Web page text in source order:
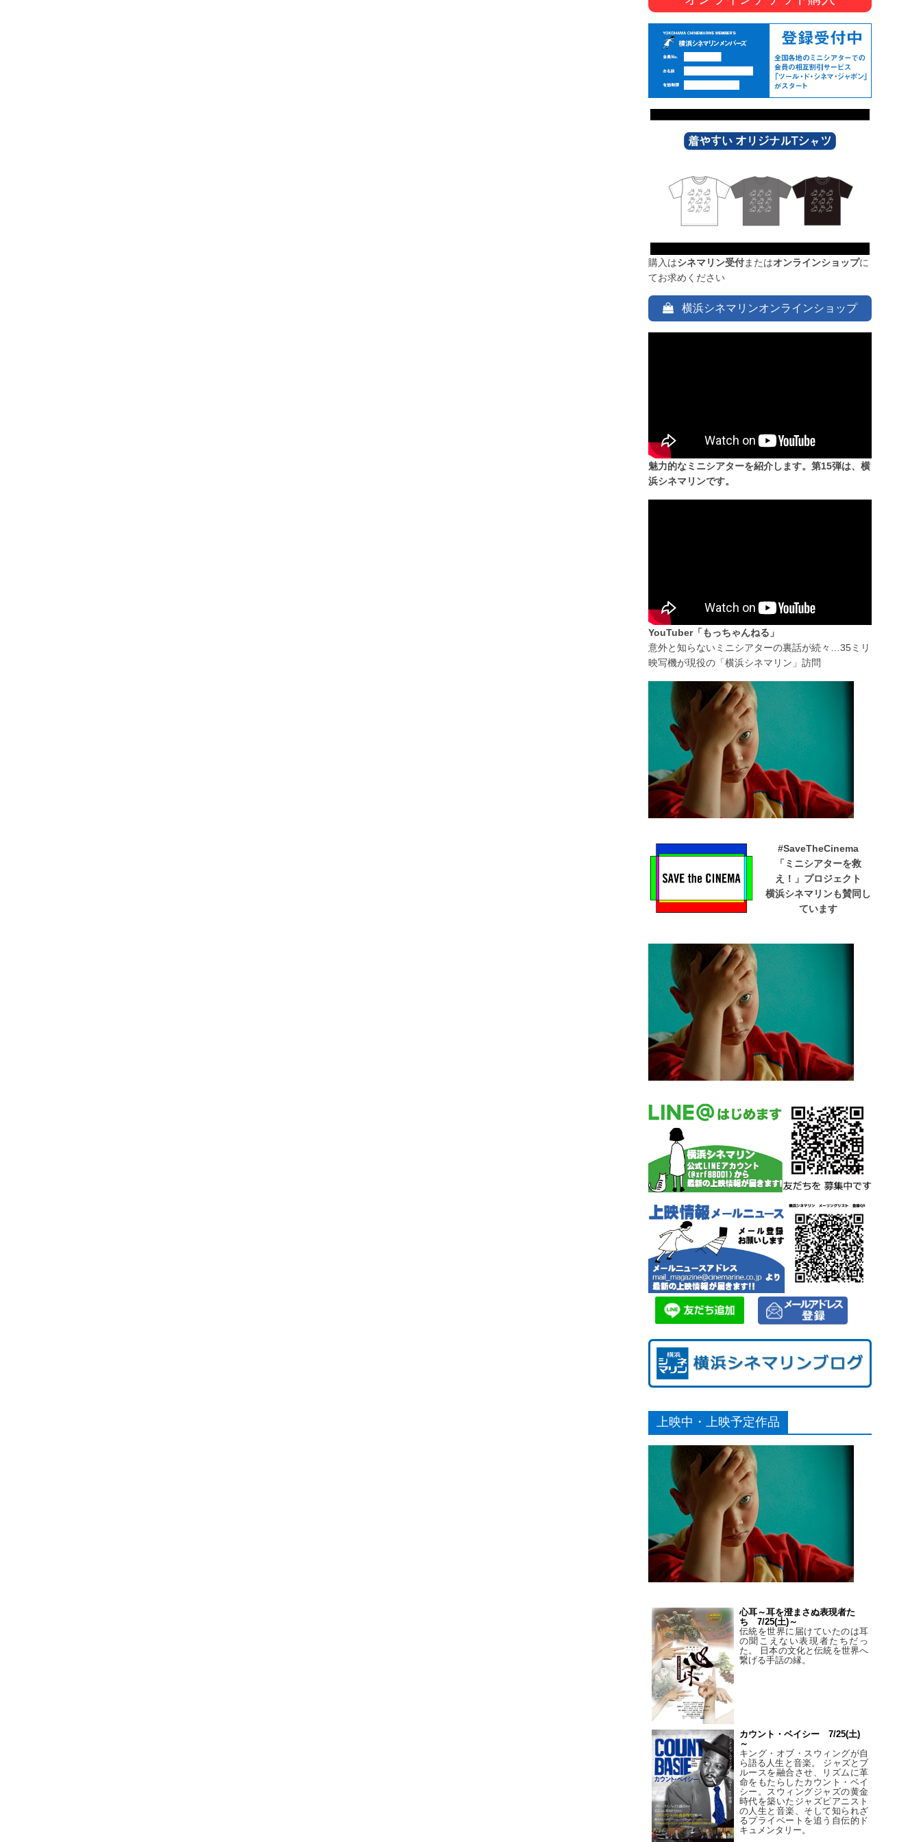
購入はシネマリン受付またはオンラインショップに
てお求めください
横浜シネマリンオンラインショップ
魅力的なミニシアターを紹介します。第15弾は、横
浜シネマリンです。
YouTuber「もっちゃんねる」
意外と知らないミニシアターの裏話が続々…35ミリ
映写機が現役の「横浜シネマリン」訪問
#SaveTheCinema
「ミニシアターを救
え！」プロジェクト
横浜シネマリンも賛同し
ています
上映中・上映予定作品
心耳～耳を澄まさぬ表現者た
ち 7/25(土)～
伝統を世界に届けていたのは耳
の聞こえない表現者たちだっ
た。 日本の文化と伝統を世界へ
繋げる手話の縁。
カウント・ベイシー 7/25(土)
～
キング・オブ・スウィングが自
ら語る人生と音楽。 ジャズとブ
ルースを融合させ、リズムに革
命をもたらしたカウント・ベイ
シー。スウィングジャズの黄金
時代を築いたジャズピアニスト
の人生と音楽、そして知られざ
るプライベートを追う自伝的ド
キュメンタリー。